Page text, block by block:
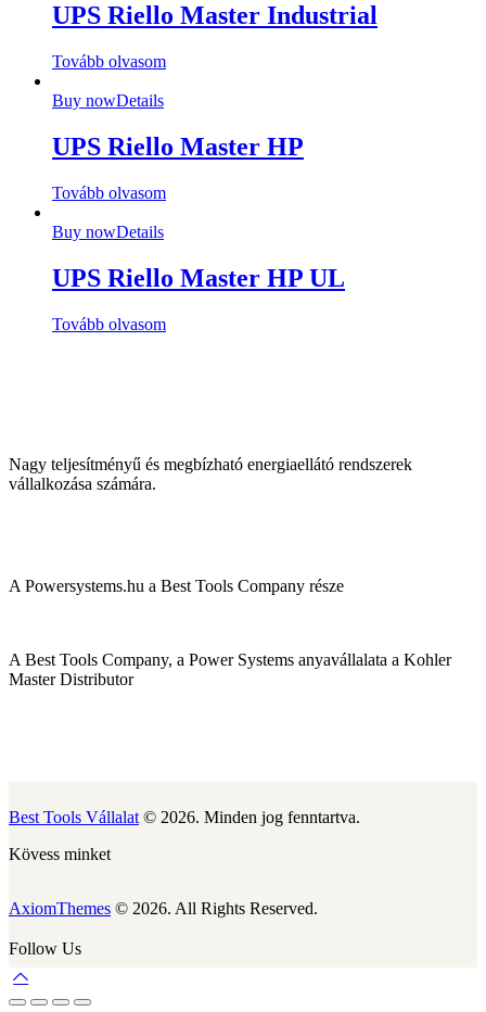
UPS Riello Master Industrial
Tovább olvasom
Buy nowDetails
UPS Riello Master HP
Tovább olvasom
Buy nowDetails
UPS Riello Master HP UL
Tovább olvasom
Nagy teljesítményű és megbízható energiaellátó rendszerek
vállalkozása számára.
A Powersystems.hu a Best Tools Company része
A Best Tools Company, a Power Systems anyavállalata a Kohler
Master Distributor
Best Tools Vállalat © 2026. Minden jog fenntartva.
Kövess minket
AxiomThemes © 2026. All Rights Reserved.
Follow Us